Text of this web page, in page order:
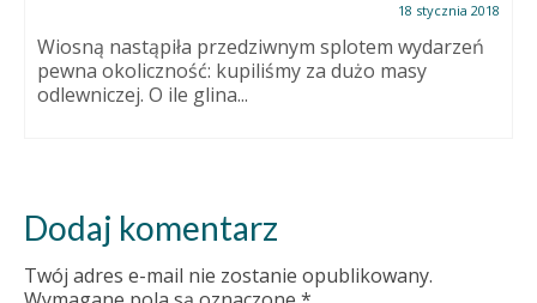
18 stycznia 2018
Wiosną nastąpiła przedziwnym splotem wydarzeń
pewna okoliczność: kupiliśmy za dużo masy
odlewniczej. O ile glina...
Dodaj komentarz
Twój adres e-mail nie zostanie opublikowany.